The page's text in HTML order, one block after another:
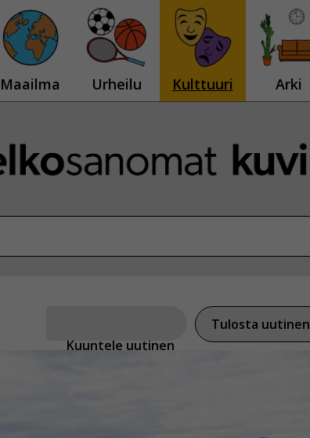
Maailma Urheilu Kulttuuri Arki
Kuuntele uutinen
Tulosta uutinen